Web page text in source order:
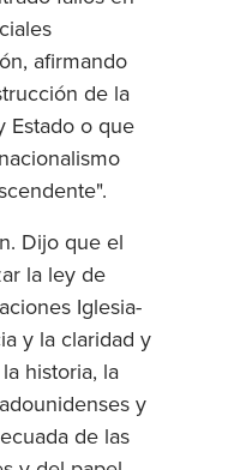
afirmando
de la
Estado o que
Dijo que el
la ley de
Iglesia-
y la claridad y
historia, la
y
de las